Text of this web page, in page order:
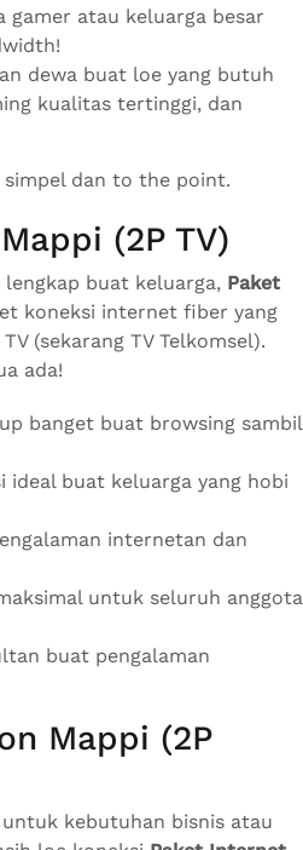
gamer atau keluarga besar
dewa buat loe yang butuh
kualitas tertinggi, dan
simpel dan to the point.
(2P TV)
buat keluarga, Paket
koneksi internet fiber yang
(sekarang TV Telkomsel).
ada!
banget buat browsing sambil
ideal buat keluarga yang hobi
internetan dan
untuk seluruh anggota
buat pengalaman
Mappi (2P
kebutuhan bisnis atau